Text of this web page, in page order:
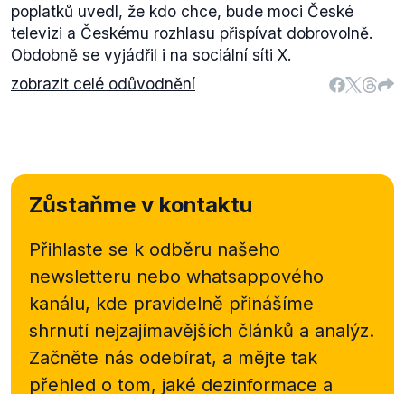
poplatků uvedl, že kdo chce, bude moci České
televizi a Českému rozhlasu přispívat dobrovolně.
Obdobně se vyjádřil i na sociální síti X.
zobrazit celé odůvodnění
Zůstaňme v kontaktu
Přihlaste se k odběru našeho
newsletteru nebo whatsappového
kanálu, kde pravidelně přinášíme
shrnutí nejzajímavějších článků a analýz.
Začněte nás odebírat, a mějte tak
přehled o tom, jaké dezinformace a